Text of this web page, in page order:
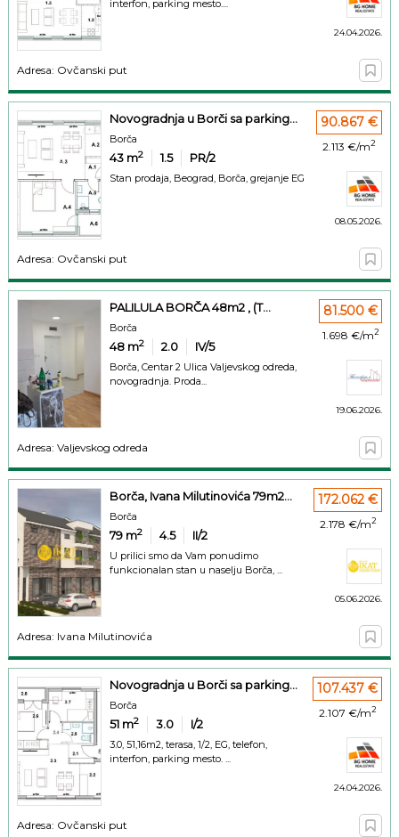
interfon, parking mesto....
24.04.2026.
Adresa: Ovčanski put
Novogradnja u Borči sa parking...
Borča
43 m2 1.5 PR/2
Stan prodaja, Beograd, Borča, grejanje EG
90.867 €
2.113 €/m2
08.05.2026.
Adresa: Ovčanski put
PALILULA BORČA 48m2 , (T...
Borča
48 m2 2.0 IV/5
Borča, Centar 2 Ulica Valjevskog odreda,
novogradnja. Proda...
81.500 €
1.698 €/m2
19.06.2026.
Adresa: Valjevskog odreda
Borča, Ivana Milutinovića 79m2...
Borča
79 m2 4.5 II/2
U prilici smo da Vam ponudimo
funkcionalan stan u naselju Borča, ...
172.062 €
2.178 €/m2
05.06.2026.
Adresa: Ivana Milutinovića
Novogradnja u Borči sa parking...
Borča
51 m2 3.0 I/2
3.0, 51,16m2, terasa, 1/2, EG, telefon,
interfon, parking mesto. ...
107.437 €
2.107 €/m2
24.04.2026.
Adresa: Ovčanski put